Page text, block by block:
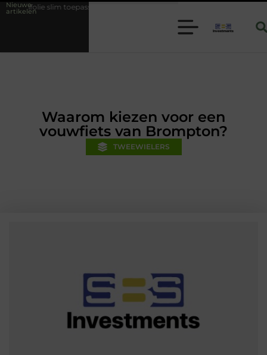
Nieuwe
artikelenbinnen moderne folie techniek
Waarom kiezen voor een
vouwfiets van Brompton?
TWEEWIELERS